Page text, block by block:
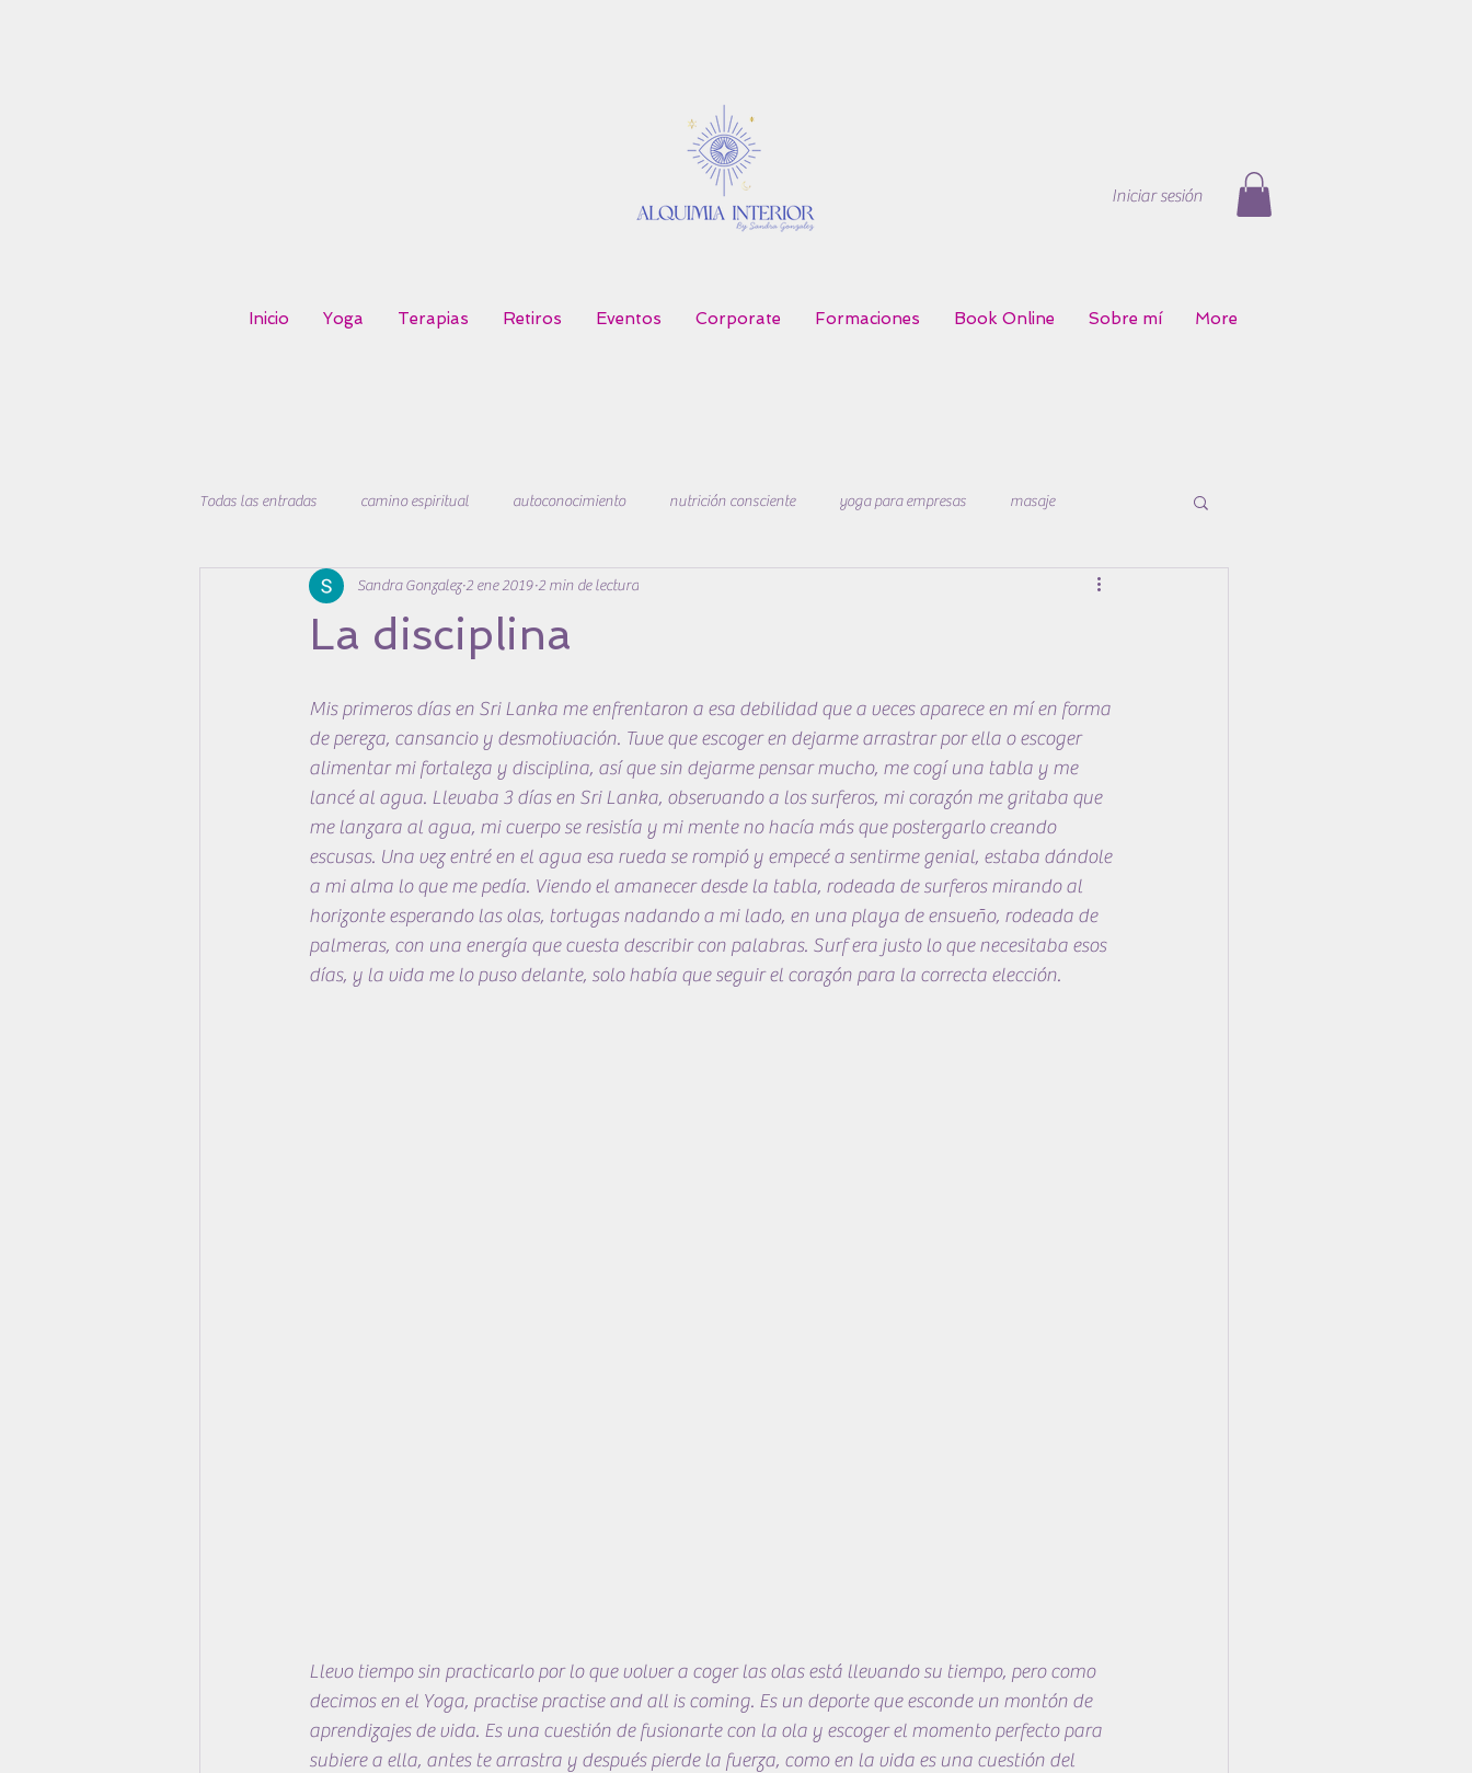
Iniciar sesión
Inicio Yoga Terapias Retiros Eventos Corporate Formaciones Book Online Sobre mí More
Todas las entradas camino espiritual autoconocimiento nutrición consciente yoga para empresas masaje
desarrollo personal cuidadoybienestar
La disciplina
Sandra Gonzalez 2 ene 2019 2 min de lectura
Mis primeros días en Sri Lanka me enfrentaron a esa debilidad que a veces aparece en mí en forma
de pereza, cansancio y desmotivación. Tuve que escoger en dejarme arrastrar por ella o escoger
alimentar mi fortaleza y disciplina, así que sin dejarme pensar mucho, me cogí una tabla y me
lancé al agua. Llevaba 3 días en Sri Lanka, observando a los surferos, mi corazón me gritaba que
me lanzara al agua, mi cuerpo se resistía y mi mente no hacía más que postergarlo creando
escusas. Una vez entré en el agua esa rueda se rompió y empecé a sentirme genial, estaba dándole
a mi alma lo que me pedía. Viendo el amanecer desde la tabla, rodeada de surferos mirando al
horizonte esperando las olas, tortugas nadando a mi lado, en una playa de ensueño, rodeada de
palmeras, con una energía que cuesta describir con palabras. Surf era justo lo que necesitaba esos
días, y la vida me lo puso delante, solo había que seguir el corazón para la correcta elección.
Llevo tiempo sin practicarlo por lo que volver a coger las olas está llevando su tiempo, pero como
decimos en el Yoga, practise practise and all is coming. Es un deporte que esconde un montón de
aprendizajes de vida. Es una cuestión de fusionarte con la ola y escoger el momento perfecto para
subiere a ella, antes te arrastra y después pierde la fuerza, como en la vida es una cuestión del